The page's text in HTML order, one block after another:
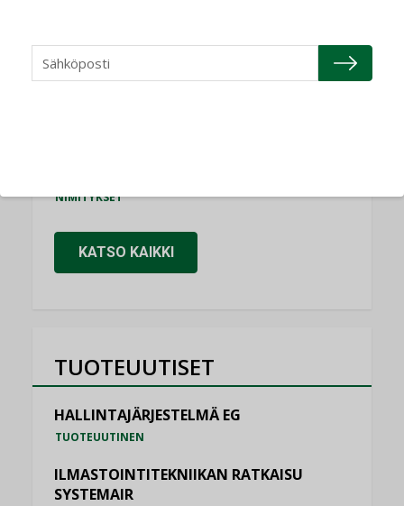
Refair
NIMITYKSET
NIMITYKSET
KATSO KAIKKI
TUOTEUUTISET
HALLINTAJÄRJESTELMÄ EG
TUOTEUUTINEN
ILMASTOINTITEKNIIKAN RATKAISU
SYSTEMAIR